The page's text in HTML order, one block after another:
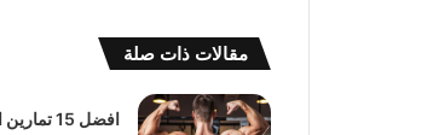
مقالات ذات صلة
افضل 15